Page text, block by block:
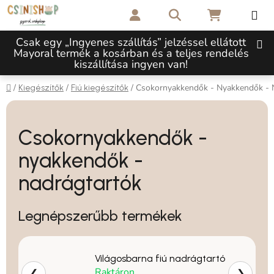
Ugrás a fő tartalomhoz
Csak egy „Ingyenes szállítás” jelzéssel ellátott
Mayoral termék a kosárban és a teljes rendelés
kiszállítása ingyen van!
KeresésKOSÁR
Kezdőlap
/ Kiegészítők / Fiú kiegészítők / Csokornyakkendők - Nyakkendők -
Csokornyakkendők -
nyakkendők -
nadrágtartók
Legnépszerűbb termékek
Világosbarna fiú nadrágtartó